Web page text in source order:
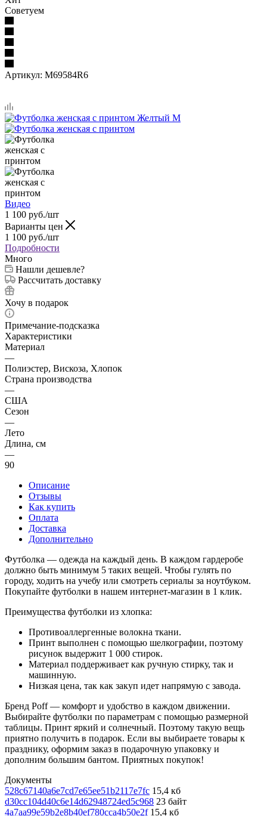
Советуем
Артикул: M69584R6
Видео
1 100 руб./шт
Варианты цен
1 100 руб./шт
Подробности
Много
Нашли дешевле?
Рассчитать доставку
Хочу в подарок
Примечание-подсказка
Характеристики
Материал
—
Полиэстер, Вискоза, Хлопок
Страна производства
—
США
Сезон
—
Лето
Длина, см
—
90
Описание
Отзывы
Как купить
Оплата
Доставка
Дополнительно
Футболка — одежда на каждый день. В каждом гардеробе
должно быть минимум 5 таких вещей. Чтобы гулять по
городу, ходить на учебу или смотреть сериалы за ноутбуком.
Покупайте футболки в нашем интернет-магазин в 1 клик.
Преимущества футболки из хлопка:
Противоаллергенные волокна ткани.
Принт выполнен с помощью шелкографии, поэтому
рисунок выдержит 1 000 стирок.
Материал поддерживает как ручную стирку, так и
машинную.
Низкая цена, так как закуп идет напрямую с завода.
Бренд Poff — комфорт и удобство в каждом движении.
Выбирайте футболки по параметрам с помощью размерной
таблицы. Принт яркий и солнечный. Поэтому такую вещь
приятно получить в подарок. Если вы выбираете товары к
празднику, оформим заказ в подарочную упаковку и
дополним большим бантом. Приятных покупок!
Документы
528c67140a6e7cd7e65ee51b2117e7fc 15,4 кб
d30cc104d40c6e14d62948724ed5c968 23 байт
4a7aa99e59b2e8b40ef780cca4b50e2f 15,4 кб